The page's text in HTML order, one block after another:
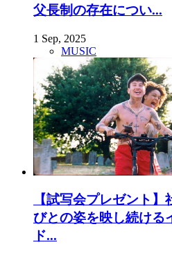
父長制の存在につい...
1 Sep, 2025
MUSIC
【試写会プレゼント
びとの姿を映し続ける
ド...